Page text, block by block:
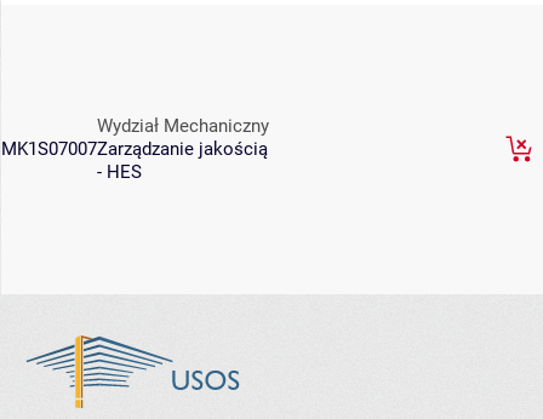
MK1S07007
Wydział Mechaniczny
Zarządzanie jakością
- HES